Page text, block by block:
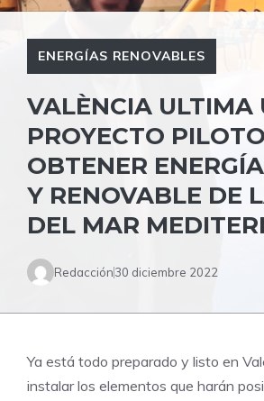
ENERGÍAS RENOVABLES
VALÈNCIA ULTIMA
PROYECTO
OBTENER
Y RENOVABLE DE
DEL MAR
Redacción30 diciembre 2022
Ya está todo preparado y listo en
instalar los elementos que harán